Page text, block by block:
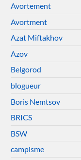
Avortement
Avortment
Azat Miftakhov
Azov
Belgorod
blogueur
Boris Nemtsov
BRICS
BSW
campisme